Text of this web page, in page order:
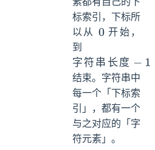
标索引，下标所
以从0开始，
到
字符 串 长 度
字
符
串
长
度
−1
结束。字符串中
每一个「下标索
引」，都有一个
与之对应的「字
符元素」。